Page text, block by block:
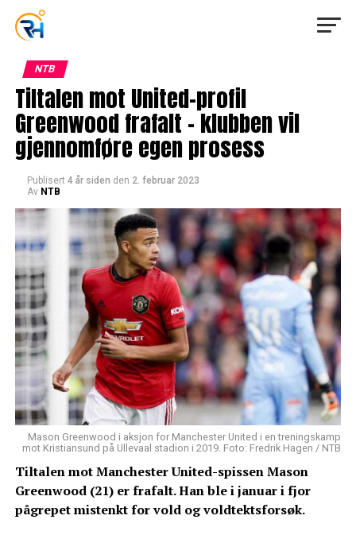
NTB
Tiltalen mot United-profil
Greenwood frafalt – klubben vil
gjennomføre egen prosess
Publisert 4 år siden den 2. februar 2023
Av NTB
Mason Greenwood i aksjon for Manchester United i en treningskamp
mot Kristiansund på Ullevaal stadion i 2019. Foto: Fredrik Hagen / NTB
Tiltalen mot Manchester United-spissen Mason
Greenwood (21) er frafalt. Han ble i januar i fjor
pågrepet mistenkt for vold og voldtektsforsøk.